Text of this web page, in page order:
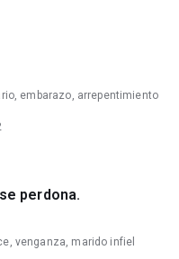
embarazo, arrepentimiento
perdona.
venganza, marido infiel